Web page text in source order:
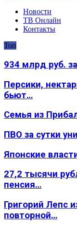
Новости
ТВ Онлайн
Контакты
Топ
934 млрд руб.
Персики,
бьют…
Семья из
ПВО за сутки
Японские
27,2 тысячи
пенсия…
Григорий Лепс
повторной…